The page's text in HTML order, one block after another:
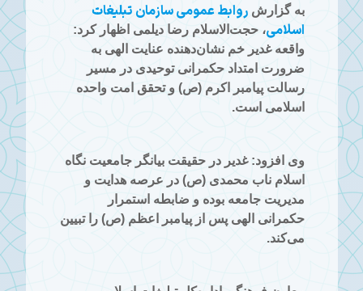
به گزارش روابط عمومی سازمان تبلیغات
اسلامی، حجت‌الاسلام رضا دیلمی اظهار کرد:
واقعه غدیر خم نشان‌دهنده عنایت الهی به
ضرورت امتداد حکمرانی توحیدی در مسیر
رسالت پیامبر اکرم (ص) و تحقق امت واحده
اسلامی است.
وی افزود: غدیر در حقیقت بیانگر جامعیت نگاه
اسلام ناب محمدی (ص) در عرصه هدایت و
مدیریت جامعه بوده و ضابطه استمرار
حکمرانی الهی پس از پیامبر اعظم (ص) را تبیین
می‌کند.